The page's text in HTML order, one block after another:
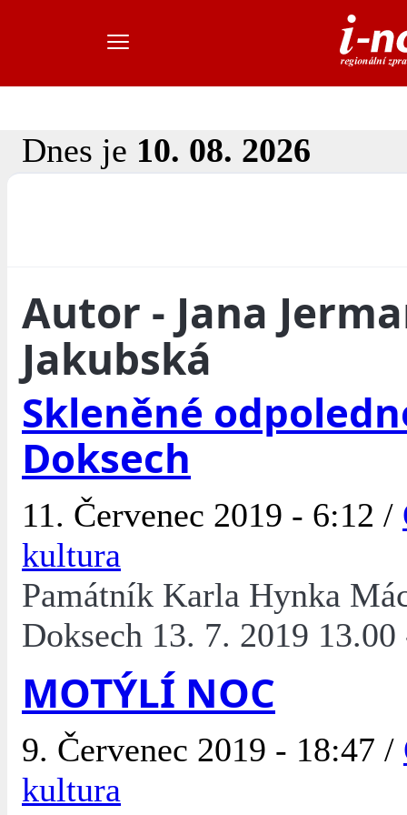
Dnes je 10. 08. 2026
Autor - Jana
Jakubská
Skleněné
Doksech
11. Červenec 2019 - 6:12 /
kultura
Památník Karla Hynka
Doksech 13. 7. 2019
MOTÝLÍ NOC
9. Červenec 2019 - 18:47 /
kultura